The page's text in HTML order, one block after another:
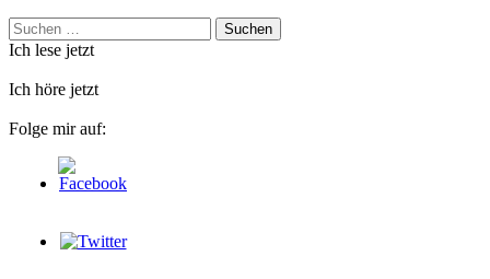
Suchen
nach:
Ich lese jetzt
Ich höre jetzt
Folge mir auf: